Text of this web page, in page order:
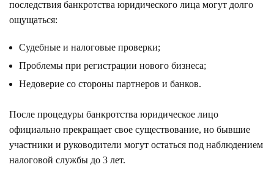
последствия банкротства юридического лица могут долго
ощущаться:
Судебные и налоговые проверки;
Проблемы при регистрации нового бизнеса;
Недоверие со стороны партнеров и банков.
После процедуры банкротства юридическое лицо
официально прекращает свое существование, но бывшие
участники и руководители могут остаться под наблюдением
налоговой службы до 3 лет.